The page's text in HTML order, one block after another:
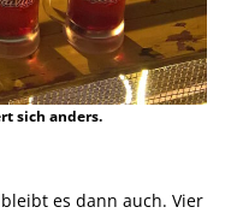
sich anders.
es dann auch. Vier